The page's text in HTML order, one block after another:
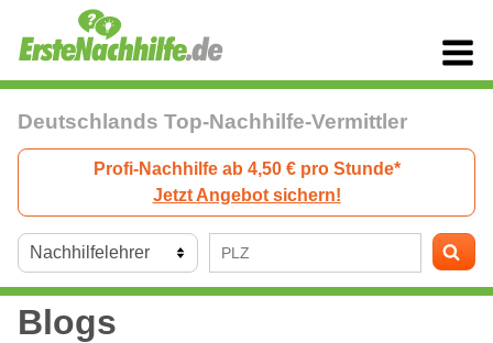
Deutschlands Top-Nachhilfe-Vermittler
Profi-Nachhilfe ab 4,50 € pro Stunde*
Jetzt Angebot sichern!
Blogs